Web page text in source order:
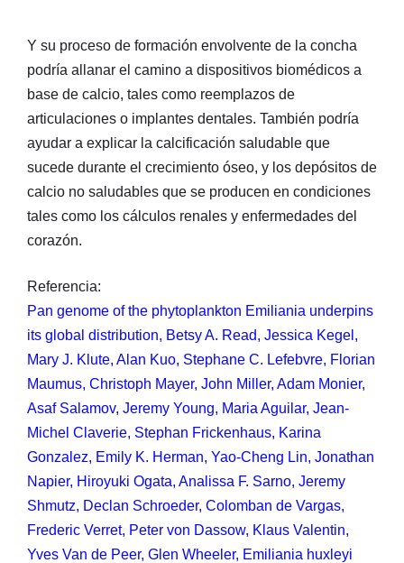
Y su proceso de formación envolvente de la concha
podría allanar el camino a dispositivos biomédicos a
base de calcio, tales como reemplazos de
articulaciones o implantes dentales. También podría
ayudar a explicar la calcificación saludable que
sucede durante el crecimiento óseo, y los depósitos de
calcio no saludables que se producen en condiciones
tales como los cálculos renales y enfermedades del
corazón.
Referencia:
Pan genome of the phytoplankton Emiliania underpins
its global distribution, Betsy A. Read, Jessica Kegel,
Mary J. Klute, Alan Kuo, Stephane C. Lefebvre, Florian
Maumus, Christoph Mayer, John Miller, Adam Monier,
Asaf Salamov, Jeremy Young, Maria Aguilar, Jean-
Michel Claverie, Stephan Frickenhaus, Karina
Gonzalez, Emily K. Herman, Yao-Cheng Lin, Jonathan
Napier, Hiroyuki Ogata, Analissa F. Sarno, Jeremy
Shmutz, Declan Schroeder, Colomban de Vargas,
Frederic Verret, Peter von Dassow, Klaus Valentin,
Yves Van de Peer, Glen Wheeler, Emiliania huxleyi